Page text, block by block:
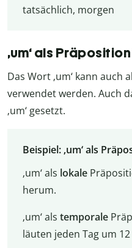
tatsächlich, morgen
‚um‘ als
Das Wort ‚um‘ kann auch
verwendet werden. Auch
‚um‘ gesetzt.
Beispiel: ‚um‘ als
‚um‘ als lokale
herum.
‚um‘ als temporale
läuten jeden Tag um